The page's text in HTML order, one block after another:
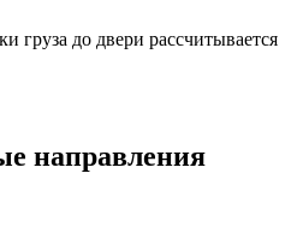
груза до двери рассчитывается
направления